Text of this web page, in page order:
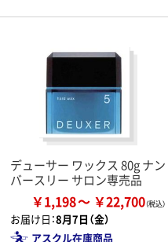
デューサー ワックス 80g ナン
バースリー サロン専売品
￥1,198 ￥22,700
お届け日：8月7日（金）
アスクル在庫商品